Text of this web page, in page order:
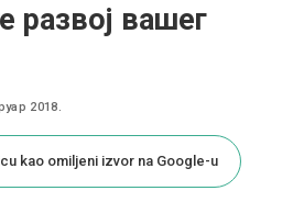
развој вашег
2018.
kao omiljeni izvor na Google-u